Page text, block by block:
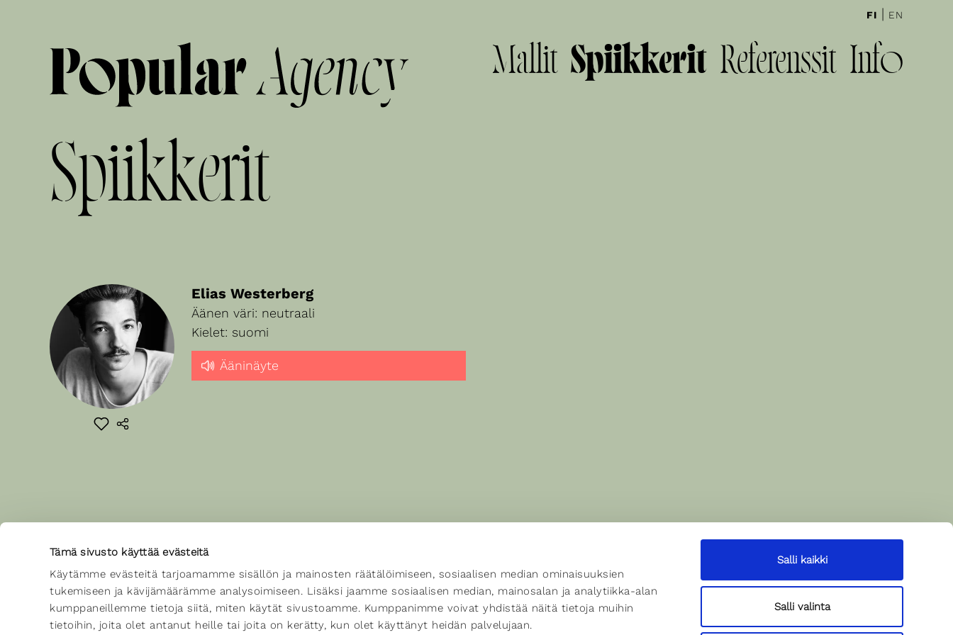
Tämä sivusto käyttää evästeitä
Käytämme evästeitä tarjoamamme sisällön ja mainosten räätälöimiseen, sosiaalisen median ominaisuuksien
tukemiseen ja kävijämäärämme analysoimiseen. Lisäksi jaamme sosiaalisen median, mainosalan ja analytiikka-alan
kumppaneillemme tietoja siitä, miten käytät sivustoamme. Kumppanimme voivat yhdistää näitä tietoja muihin
tietoihin, joita olet antanut heille tai joita on kerätty, kun olet käyttänyt heidän palvelujaan.
Salli kaikki
Salli valinta
Mallit Spiikkerit Referenssit Info
FI | EN
Spiikkerit
Elias Westerberg
Äänen väri: neutraali
Kielet: suomi
Ääninäyte